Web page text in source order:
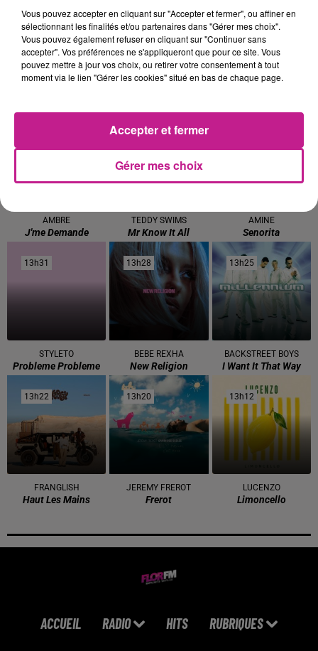
ne vous reste que quelques mois pour participer, le jeu se
clôturera le 31 mars prochain.
TITRES DIFFUSÉS Voir plus
AMBRE
J'me Demande
13h36
13h36
TEDDY SWIMS
Mr Know It All
AMINE
Senorita
13h31
13h31
STYLETO
Probleme Probleme
13h28
13h28
BEBE REXHA
New Religion
13h25
13h25
BACKSTREET BOYS
I Want It That Way
13h22
13h22
FRANGLISH
Haut Les Mains
13h20
13h20
JEREMY FREROT
Frerot
13h12
13h12
LUCENZO
Limoncello
ACCUEIL RADIO HITS RUBRIQUES
Vous pouvez accepter en cliquant sur "Accepter et fermer", ou affiner en
sélectionnant les finalités et/ou partenaires dans "Gérer mes choix".
Vous pouvez également refuser en cliquant sur "Continuer sans
accepter". Vos préférences ne s'appliqueront que pour ce site. Vous
pouvez mettre à jour vos choix, ou retirer votre consentement à tout
moment via le lien "Gérer les cookies" situé en bas de chaque page.
Gérer mes choix
Accepter et fermer